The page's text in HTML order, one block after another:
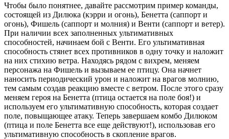
Чтобы было понятнее, давайте рассмотрим пример команды,
состоящей из Дилюка (кэрри и огонь), Бенетта (саппорт и
огонь), Фишель (саппорт и молния) и Венти (саппорт и ветер).
При наличии всех заполненных ультимативных
способностей, начинаем бой с Венти. Его ультимативная
способность стянет всех противников в одну точку и наложит
на них стихию ветра. Находясь рядом с вихрем, меняем
персонажа на Фишель и вызываем ее птицу. Она начнет
наносить периодический урон и наложит на врагов молнию,
тем самым создав реакцию вместе с ветром. После этого сразу
меняем героя на Бенетта (птица остается на поле боя!) и
используем его ультимативную способность, которая создает
поле, повыщающее атаку. Теперь завершаем комбо Дилюком
(птица и поле Бенетта все еще действуют!), использовав его
ультимативную способность в скопление врагов.